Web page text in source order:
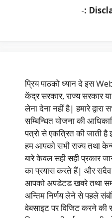
-:
प्रिय पाठको ध्यान दे इस
केंद्र सरकार, राज्य सरकार
लेना देना नहीं है| हमारे द्वारा
सम्बिन्धित योजना की
पत्रो से एकत्रित की जाती है
हम आपको सभी राज्य तथा
बारे केवल सही सही प्रकार
का प्रयास करते हैं| और सदैव
आपको अपडेटड खबरे तथा
अन्तिम निर्णय लेने से पहले
वेबसाइट पर विजिट करने की